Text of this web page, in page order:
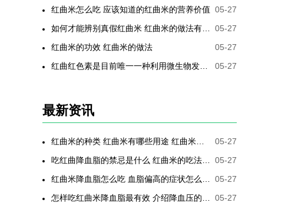
红曲米怎么吃 应该知道的红曲米的营养价值 05-27
05-27
红曲米的功效 红曲米的做法
05-27
05-27
最新资讯
05-27
05-27
05-27
05-27